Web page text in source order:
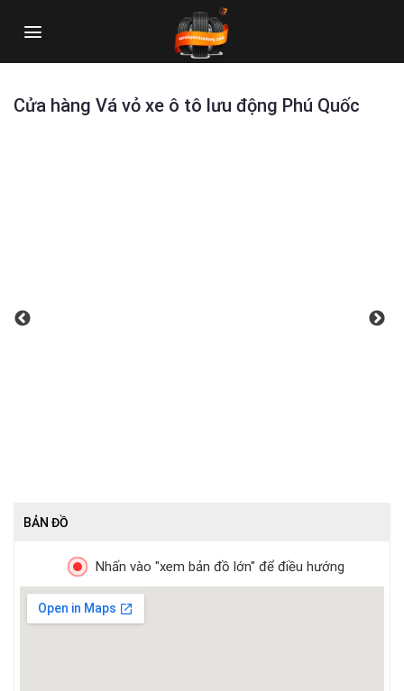
Cửa hàng Vá vỏ xe ô tô lưu động Phú Quốc
BẢN ĐỒ
Nhấn vào "xem bản đồ lớn" để điều hướng